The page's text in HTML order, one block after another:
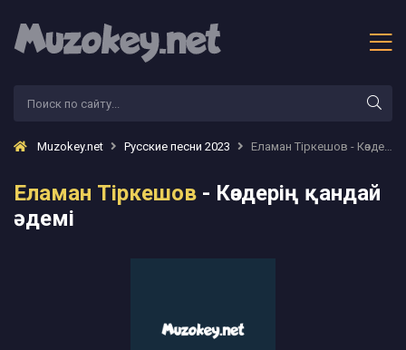
Muzokey.net Русские песни 2023 Еламан Тіркешов - Көздерің қандай әдемі
Еламан Тіркешов - Көздерің қандай
әдемі